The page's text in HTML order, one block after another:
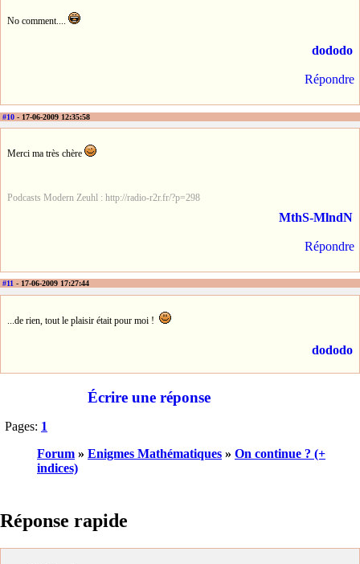
No comment....
dododo
Répondre
#10 - 17-06-2009 12:35:58
Merci ma très chère
Podcasts Modern Zeuhl : http://radio-r2r.fr/?p=298
MthS-MlndN
Répondre
#11 - 17-06-2009 17:27:44
...de rien, tout le plaisir était pour moi !
dododo
Écrire une réponse
Pages: 1
Forum » Enigmes Mathématiques » On continue ? (+
indices)
Réponse rapide